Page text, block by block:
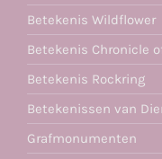
Betekenis Wildflower
Betekenis Chronicle
Betekenis Rockring
Betekenissen van
Grafmonumenten